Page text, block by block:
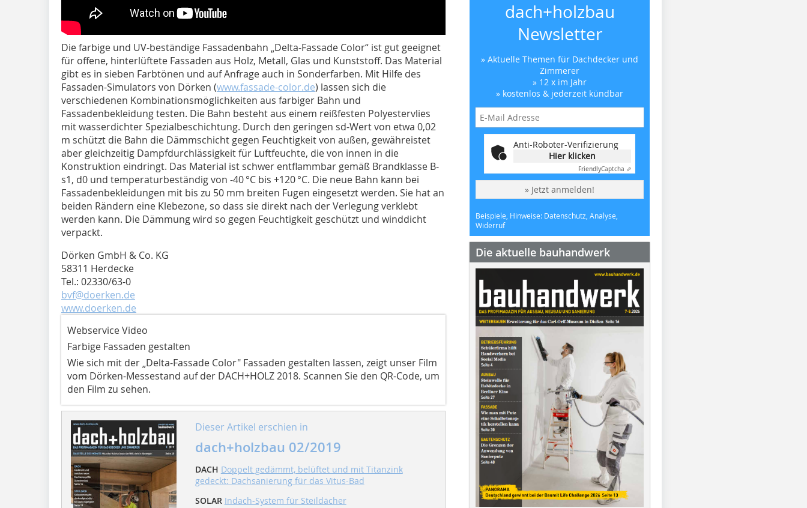
Die farbige und UV-beständige Fassadenbahn „Delta-Fassade Color“ ist gut geeignet
für offene, hinterlüftete Fassaden aus Holz, Metall, Glas und Kunststoff. Das Material
gibt es in sieben Farbtönen und auf Anfrage auch in Sonderfarben. Mit Hilfe des
Fassaden-Simulators von Dörken (www.fassade-color.de) lassen sich die
verschiedenen Kombinationsmöglichkeiten aus farbiger Bahn und
Fassadenbekleidung testen. Die Bahn besteht aus einem reißfesten Polyestervlies
mit wasserdichter Spezialbeschichtung. Durch den geringen sd-Wert von etwa 0,02
m schützt die Bahn die Dämmschicht gegen Feuchtigkeit von außen, gewähreistet
aber gleichzeitig Dampfdurchlässigkeit für Luftfeuchte, die von innen in die
Konstruktion eindringt. Das Material ist schwer entflammbar gemäß Brandklasse B-
s1, d0 und temperaturbeständig von -40 °C bis +120 °C. Die neue Bahn kann bei
Fassadenbekleidungen mit bis zu 50 mm breiten Fugen eingesetzt werden. Sie hat an
beiden Rändern eine Klebezone, so dass sie direkt nach der Verlegung verklebt
werden kann. Die Dämmung wird so gegen Feuchtigkeit geschützt und winddicht
verpackt.
Dörken GmbH & Co. KG
58311 Herdecke
Tel.: 02330/63-0
bvf@doerken.de
www.doerken.de
Webservice Video
Farbige Fassaden gestalten
Wie sich mit der „Delta-Fassade Color" Fassaden gestalten lassen, zeigt unser Film
vom Dörken-Messestand auf der DACH+HOLZ 2018. Scannen Sie den QR-Code, um
den Film zu sehen.
Dieser Artikel erschien in
dach+holzbau 02/2019
DACH Doppelt gedämmt, belüftet und mit Titanzink
gedeckt: Dachsanierung für das Vitus-Bad
SOLAR Indach-System für Steildächer
dach+holzbau
Newsletter
» Aktuelle Themen für Dachdecker und
Zimmerer
» 12 x im Jahr
» kostenlos & jederzeit kündbar
Anti-Roboter-Verifizierung
Hier klicken
FriendlyCaptcha ⇗
» Jetzt anmelden!
Beispiele, Hinweise: Datenschutz, Analyse,
Widerruf
Die aktuelle bauhandwerk